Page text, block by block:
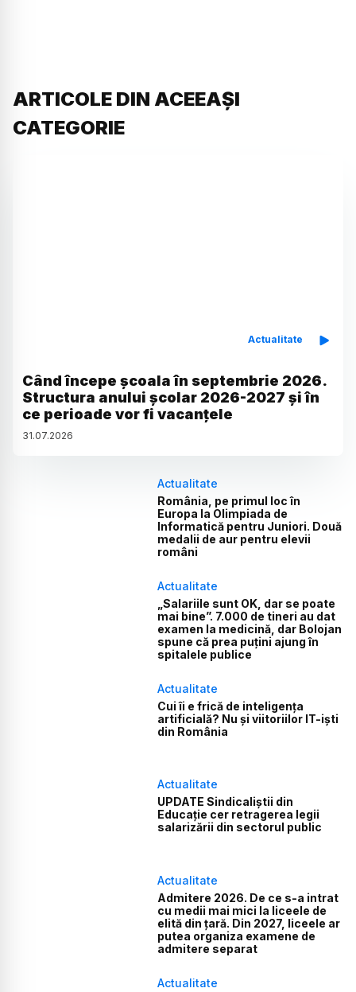
ARTICOLE DIN ACEEAȘI
CATEGORIE
Actualitate
Când începe școala în septembrie 2026.
Structura anului școlar 2026-2027 și în
ce perioade vor fi vacanțele
31.07.2026
Actualitate
România, pe primul loc în
Europa la Olimpiada de
Informatică pentru Juniori. Două
medalii de aur pentru elevii
români
Actualitate
„Salariile sunt OK, dar se poate
mai bine”. 7.000 de tineri au dat
examen la medicină, dar Bolojan
spune că prea puțini ajung în
spitalele publice
Actualitate
Cui îi e frică de inteligența
artificială? Nu și viitoriilor IT-iști
din România
Actualitate
UPDATE Sindicaliștii din
Educație cer retragerea legii
salarizării din sectorul public
Actualitate
Admitere 2026. De ce s-a intrat
cu medii mai mici la liceele de
elită din țară. Din 2027, liceele ar
putea organiza examene de
admitere separat
Actualitate